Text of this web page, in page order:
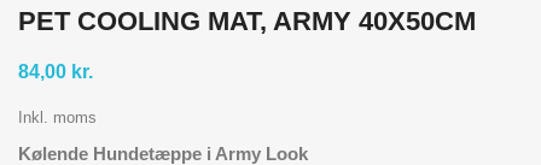
PET COOLING MAT, ARMY 40X50CM
84,00 kr.
Inkl. moms
Kølende Hundetæppe i Army Look